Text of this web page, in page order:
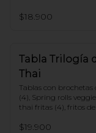
amarillo.
$18.900
Tabla Trilogía
Thai
Tablas con brochetas
(4), Spring rolls
thai fritas (4), fritos
Salsa de Maní y Soja
$19.900